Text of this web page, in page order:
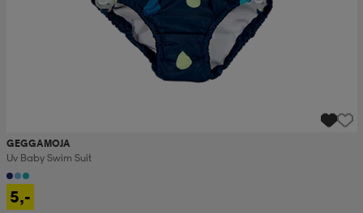
GEGGAMOJA
Uv Baby Swim Suit
5,-